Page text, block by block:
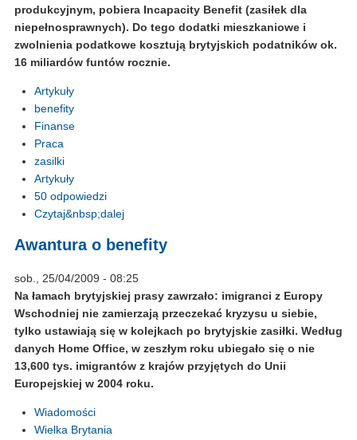
produkcyjnym, pobiera Incapacity Benefit (zasiłek dla
niepełnosprawnych). Do tego dodatki mieszkaniowe i
zwolnienia podatkowe kosztują brytyjskich podatników ok.
16 miliardów funtów rocznie.
Artykuły
benefity
Finanse
Praca
zasilki
Artykuły
50 odpowiedzi
Czytaj&nbsp;dalej
Awantura o benefity
sob., 25/04/2009 - 08:25
Na łamach brytyjskiej prasy zawrzało: imigranci z Europy
Wschodniej nie zamierzają przeczekać kryzysu u siebie,
tylko ustawiają się w kolejkach po brytyjskie zasiłki. Według
danych Home Office, w zeszłym roku ubiegało się o nie
13,600 tys. imigrantów z krajów przyjętych do Unii
Europejskiej w 2004 roku.
Wiadomości
Wielka Brytania